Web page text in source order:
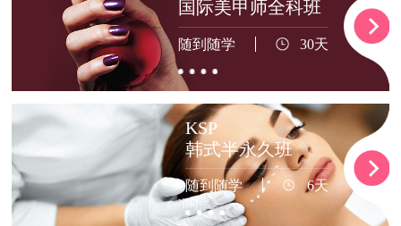
国际美甲师全科班
随到随学 30天
KSP
韩式半永久班
随到随学 6天